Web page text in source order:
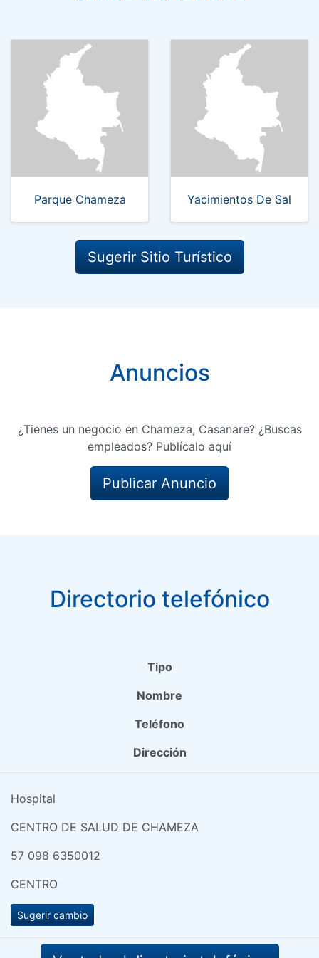
Parque Chameza Yacimientos De Sal
Sugerir Sitio Turístico
Anuncios
¿Tienes un negocio en Chameza, Casanare? ¿Buscas
empleados? Publícalo aquí
Publicar Anuncio
Directorio telefónico
Tipo
Nombre
Teléfono
Dirección
Hospital
CENTRO DE SALUD DE CHAMEZA
57 098 6350012
CENTRO
Sugerir cambio